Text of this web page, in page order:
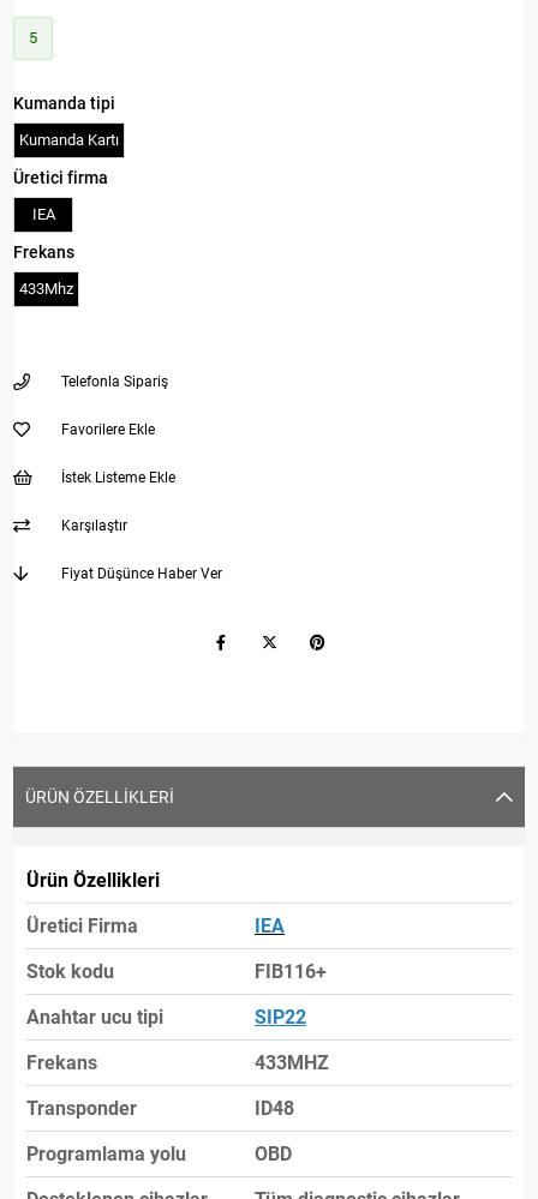
5
Kumanda tipi
Kumanda Kartı
Üretici firma
IEA
Frekans
433Mhz
Telefonla Sipariş
Favorilere Ekle
İstek Listeme Ekle
Karşılaştır
Fiyat Düşünce Haber Ver
ÜRÜN ÖZELLIKLERI
Ürün Özellikleri
Üretici Firma
IEA
Stok kodu
FIB116+
Anahtar ucu tipi
SIP22
Frekans
433MHZ
Transponder
ID48
Programlama yolu
OBD